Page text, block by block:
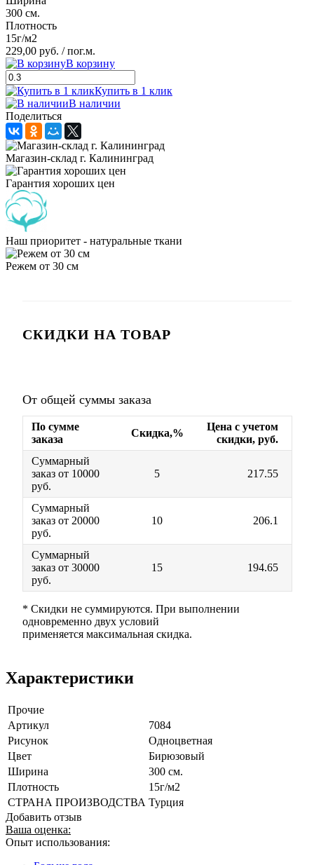
300 см.
Плотность
15г/м2
229,00 руб. / пог.м.
В корзину
Купить в 1 клик
В наличии
Поделиться
Магазин-склад г. Калининград
Гарантия хороших цен
Наш приоритет - натуральные ткани
Режем от 30 см
СКИДКИ НА ТОВАР
От общей суммы заказа
По сумме
заказа
Скидка,%
Цена с учетом
скидки, руб.
Суммарный
заказ от 10000
руб.
5 217.55
Суммарный
заказ от 20000
руб.
10 206.1
Суммарный
заказ от 30000
руб.
15 194.65
* Скидки не суммируются. При выполнении
одновременно двух условий
применяется максимальная скидка.
Характеристики
Прочие
Артикул
7084
Рисунок
Одноцветная
Цвет
Бирюзовый
Ширина
300 см.
Плотность
15г/м2
СТРАНА ПРОИЗВОДСТВА Турция
Добавить отзыв
Ваша оценка:
Опыт использования: